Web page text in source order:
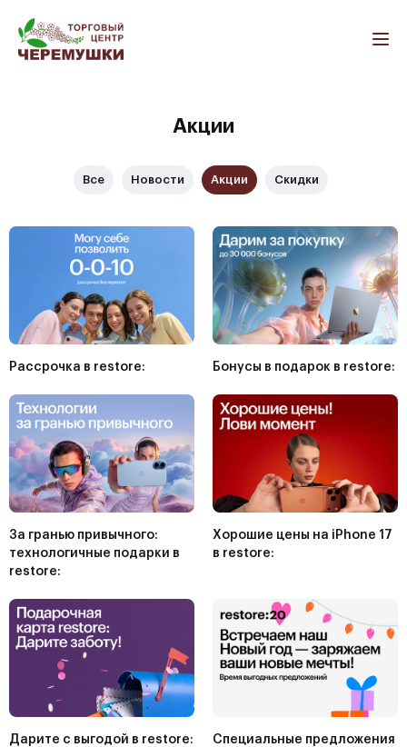
Как добраться
Оргтехника
Мобильные телефоны
Мебель и товары для дома
Диваны и кресла
Матрасы и кровати
Офисная мебель
Детские товары
Книги и канцелярские товары
Гипермаркет
Прочие товары и услуги
Хобби и отдых
Туроператоры
Банки
Акции
Все Новости Акции Скидки
Рассрочка в restore: Бонусы в подарок в restore:
За гранью привычного:
технологичные подарки в
restore:
Хорошие цены на iPhone 17
в restore:
Дарите с выгодой в restore:
Специальные предложения